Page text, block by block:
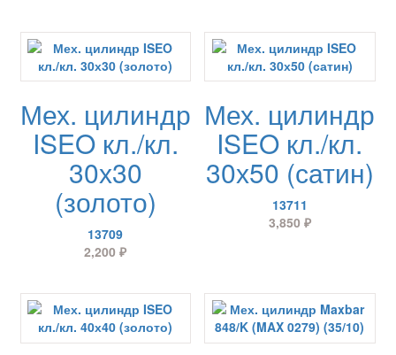
Мех. цилиндр
ISEO кл./кл.
30х30
(золото)
13709
2,200₽
Мех. цилиндр
ISEO кл./кл.
30х50 (сатин)
13711
3,850 ₽